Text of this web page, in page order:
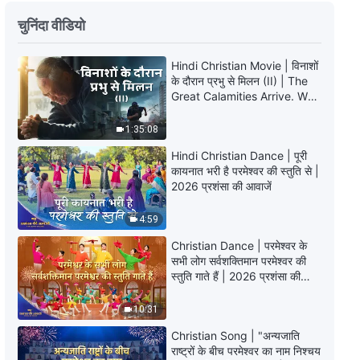
9:41
परमेश्वर के दैनिक वचन : परमेश्वर का स्वभाव
और स्वरूप | अंश 239
9:06
परमेश्वर के दैनिक वचन : परमेश्वर का स्वभाव
और स्वरूप | अंश 240
9:19
परमेश्वर के दैनिक वचन : परमेश्वर का स्वभाव
और स्वरूप | अंश 241
परमेश्वर के दैनिक वचन : परमेश्वर का स्वभाव
चुनिंदा वीडियो
1:35:08
Hindi Christian Movie | विनाशों
के दौरान प्रभु से मिलन (II) | The
Great Calamities Arrive. Who
4:59
Hindi Christian Dance | पूरी
कायनात भरी है परमेश्वर की स्तुति से |
2026 प्रशंसा की आवाजें
10:31
Christian Dance | परमेश्वर के
सभी लोग सर्वशक्तिमान परमेश्वर की
स्तुति गाते हैं | 2026 प्रशंसा की
Christian Song | "अन्यजाति
राष्ट्रों के बीच परमेश्वर का नाम निश्चय